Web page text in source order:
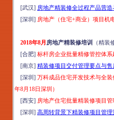
[武汉] 房地产精装修全过程产品营
[深圳] 房地产（住宅+商业）项目机
2018年8月 房地产精装修培训
（精装
[合肥] 标杆房企业批量精修管控体
[南京] 精装修项目交付管理要点与
[深圳] 万科成品住宅开发技术与全
年8月18日深圳）
[西安] 房地产住宅批量精装修项目
[深圳] 高周转背景下精装修项目管